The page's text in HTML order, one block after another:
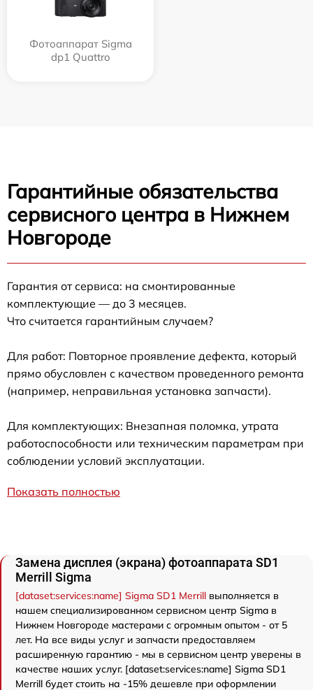
Фотоаппарат Sigma
dp1 Quattro
Гарантийные обязательства
сервисного центра в Нижнем
Новгороде
Гарантия от сервиса: на смонтированные
комплектующие — до 3 месяцев.
Что считается гарантийным случаем?
Для работ: Повторное проявление дефекта, который
прямо обусловлен с качеством проведенного ремонта
(например, неправильная установка запчасти).
Для комплектующих: Внезапная поломка, утрата
работоспособности или техническим параметрам при
соблюдении условий эксплуатации.
Показать полностью
Замена дисплея (экрана) фотоаппарата SD1
Merrill Sigma
[dataset:services:name] Sigma SD1 Merrill выполняется в
нашем специализированном сервисном центр Sigma в
Нижнем Новгороде мастерами с огромным опытом - от 5
лет. На все виды услуг и запчасти предоставляем
расширенную гарантию - мы в сервисном центр уверены в
качестве наших услуг. [dataset:services:name] Sigma SD1
Merrill будет стоить на -15% дешевле при оформлении